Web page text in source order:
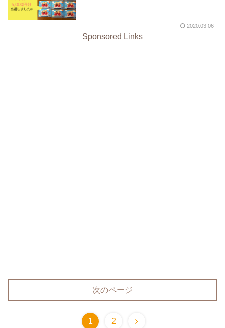
2020.03.06
Sponsored Links
次のページ
1 2
次